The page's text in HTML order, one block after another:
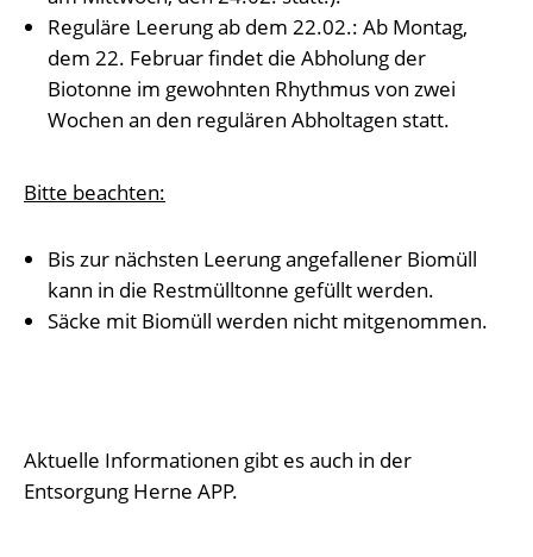
Reguläre Leerung ab dem 22.02.: Ab Montag,
dem 22. Februar findet die Abholung der
Biotonne im gewohnten Rhythmus von zwei
Wochen an den regulären Abholtagen statt.
Bitte beachten:
Bis zur nächsten Leerung angefallener Biomüll
kann in die Restmülltonne gefüllt werden.
Säcke mit Biomüll werden nicht mitgenommen.
Aktuelle Informationen gibt es auch in der
Entsorgung Herne APP.